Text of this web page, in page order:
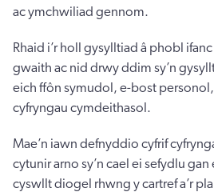
ac ymchwiliad gennom.
Rhaid i’r holl gysylltiad â phobl
gwaith ac nid drwy ddim sy’n
eich ffôn symudol, e-bost personol,
cyfryngau cymdeithasol.
Mae’n iawn defnyddio cyfrif
cytunir arno sy’n cael ei sefydlu
cyswllt diogel rhwng y cartref a’r